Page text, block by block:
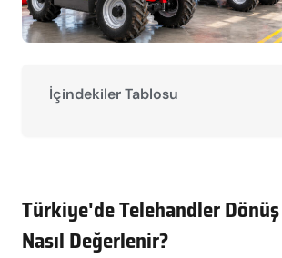
İçindekiler Tablosu
Türkiye'de Telehandler Dönüş
Nasıl Değerlenir?